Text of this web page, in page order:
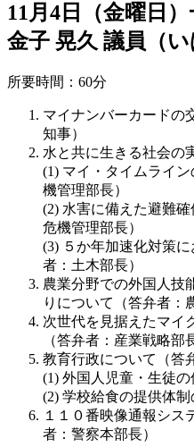
11月4日（金曜日
金子 晃久 議員（い
所要時間：60分
マイナンバーカードの
知事）
水と共に生きる社会の
マイ・タイムライ
機管理部長）
水害に備えた避難
危機管理部長）
５か年加速化対策
者：土木部長）
農業分野での外国人技
りについて（答弁者：
次世代を見据えたマイ
（答弁者：産業戦略部
教育行政について（答
外国人児童・生徒
学校給食の提供体制
１１０番映像通報シス
者：警察本部長）